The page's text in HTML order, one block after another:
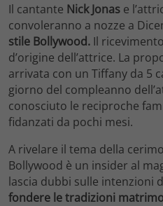
Il cantante Nick Jonas e
convoleranno a nozze a
stile Bollywood. Il
d’origine dell’attrice. La
arrivata con un Tiffany da 5
giorno del compleanno
conosciuto le reciproche
fidanzati da pochi mesi.
A rivelare il tema della
Bollywood è un insider al
lascia dubbi sulle intenzioni
fondere le tradizioni